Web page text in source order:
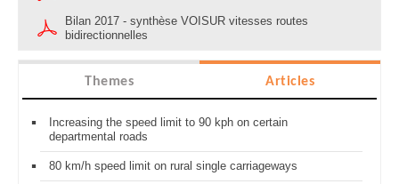
Bilan 2017 - synthèse VOISUR vitesses routes
bidirectionnelles
Themes Articles
Increasing the speed limit to 90 kph on certain
departmental roads
80 km/h speed limit on rural single carriageways